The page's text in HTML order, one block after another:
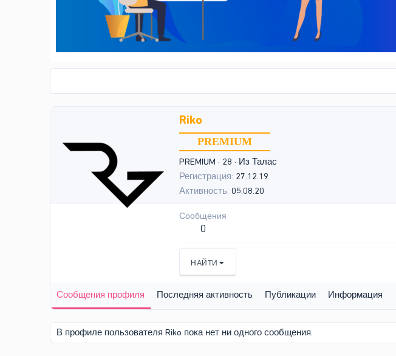
Riko
PREMIUM
PREMIUM · 28 · Из Талас
Регистрация 27.12.19
Активность 05.08.20
Сообщения
0
НАЙТИ
Сообщения профиля Последняя активность Публикации Информация
В профиле пользователя Riko пока нет ни одного сообщения.